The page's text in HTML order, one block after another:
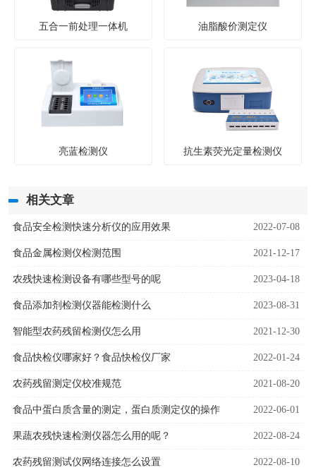
五合一前处理一体机 油脂酸价测定仪
亮蓝检测仪 抗生素荧光定量检测仪
相关文章
食品安全检测快速分析仪的应用效果 2022-07-08
食品金属检测仪检测范围 2021-12-17
农残快速检测设备有哪些型号的呢 2023-04-18
食品添加剂检测仪器能检测什么 2023-08-31
智能型农药残留检测仪怎么用 2021-12-30
食品快检仪哪家好？食品快检仪厂家 2022-01-24
农药残留测定仪校准规范 2021-08-20
食品中蛋白质含量的测定，蛋白质测定仪的操作 2022-06-01
果蔬农残快速检测仪器怎么用的呢？ 2022-08-24
农药残留测试仪网络连接怎么设置 2022-08-10